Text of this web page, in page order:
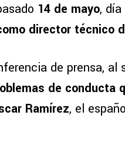
14 de mayo, día
director técnico
de prensa,
de conducta
Ramírez, el